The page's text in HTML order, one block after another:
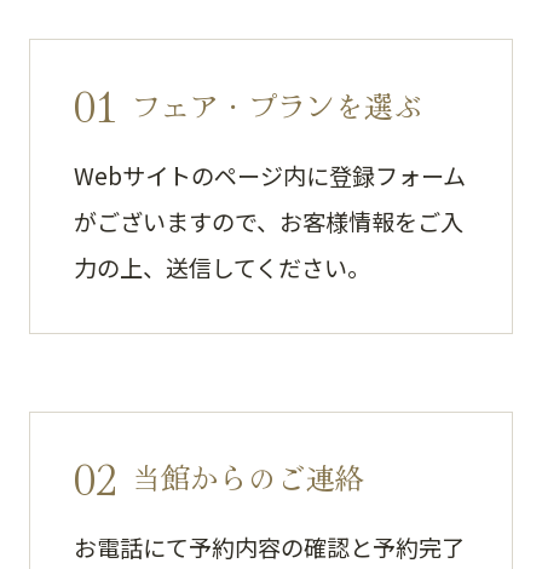
01 フェア・プランを選ぶ
Webサイトのページ内に登録フォーム
がございますので、お客様情報をご入
力の上、送信してください。
02 当館からのご連絡
お電話にて予約内容の確認と予約完了